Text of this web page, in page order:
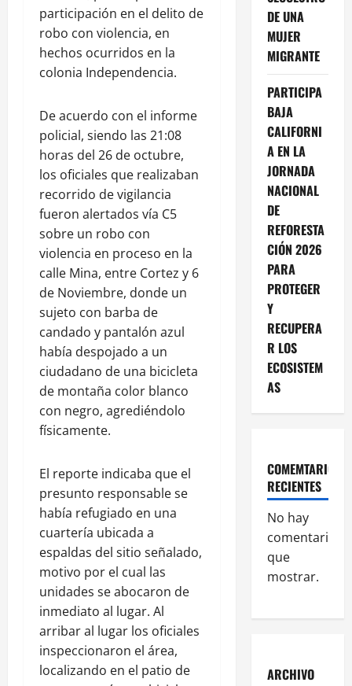
participación en el delito de
robo con violencia, en
hechos ocurridos en la
colonia Independencia.
De acuerdo con el informe
policial, siendo las 21:08
horas del 26 de octubre,
los oficiales que realizaban
recorrido de vigilancia
fueron alertados vía C5
sobre un robo con
violencia en proceso en la
calle Mina, entre Cortez y 6
de Noviembre, donde un
sujeto con barba de
candado y pantalón azul
había despojado a un
ciudadano de una bicicleta
de montaña color blanco
con negro, agrediéndolo
físicamente.
El reporte indicaba que el
presunto responsable se
había refugiado en una
cuartería ubicada a
espaldas del sitio señalado,
motivo por el cual las
unidades se abocaron de
inmediato al lugar. Al
arribar al lugar los oficiales
inspeccionaron el área,
localizando en el patio de
DE UNA
MUJER
MIGRANTE
PARTICIPA
BAJA
CALIFORNI
A EN LA
JORNADA
NACIONAL
DE
REFORESTA
CIÓN 2026
PARA
PROTEGER
Y
RECUPERA
R LOS
ECOSISTEM
AS
COMEMTARIOS
RECIENTES
No hay
comentarios
que
mostrar.
ARCHIVO